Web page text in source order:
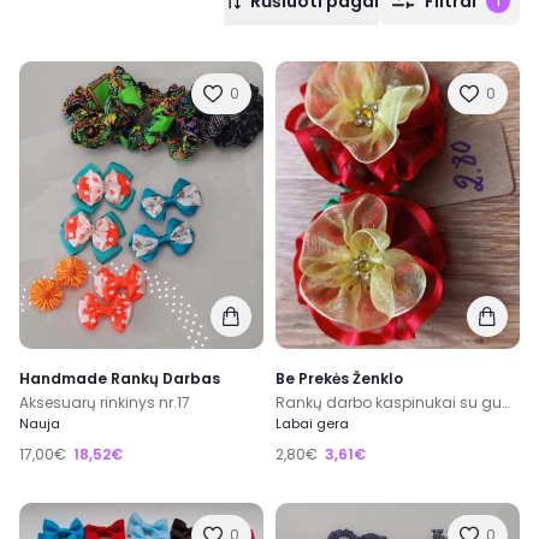
0
Handmade Rankų Darbas
Aksesuarų rinkinys nr.17
Nauja
17,00€ 18,52€
0
Be Prekės Ženklo
Rankų darbo kaspinukai su gumelėmis
Labai gera
2,80€ 3,61€
0 0